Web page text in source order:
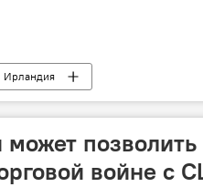
Ирландия
позволить
войне с